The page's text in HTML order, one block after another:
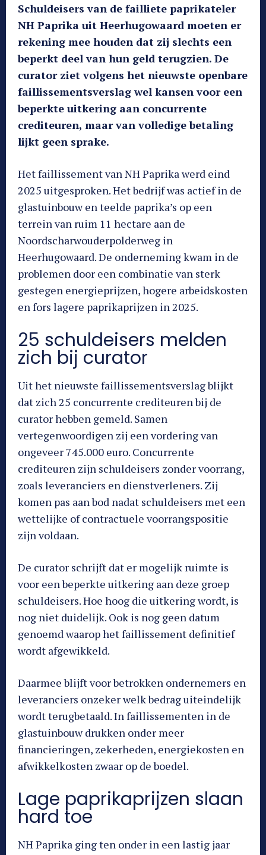
Schuldeisers van de failliete paprikateler
NH Paprika uit Heerhugowaard moeten er
rekening mee houden dat zij slechts een
beperkt deel van hun geld terugzien. De
curator ziet volgens het nieuwste openbare
faillissementsverslag wel kansen voor een
beperkte uitkering aan concurrente
crediteuren, maar van volledige betaling
lijkt geen sprake.
Het faillissement van NH Paprika werd eind
2025 uitgesproken. Het bedrijf was actief in de
glastuinbouw en teelde paprika’s op een
terrein van ruim 11 hectare aan de
Noordscharwouderpolderweg in
Heerhugowaard. De onderneming kwam in de
problemen door een combinatie van sterk
gestegen energieprijzen, hogere arbeidskosten
en fors lagere paprikaprijzen in 2025.
25 schuldeisers melden
zich bij curator
Uit het nieuwste faillissementsverslag blijkt
dat zich 25 concurrente crediteuren bij de
curator hebben gemeld. Samen
vertegenwoordigen zij een vordering van
ongeveer 745.000 euro. Concurrente
crediteuren zijn schuldeisers zonder voorrang,
zoals leveranciers en dienstverleners. Zij
komen pas aan bod nadat schuldeisers met een
wettelijke of contractuele voorrangspositie
zijn voldaan.
De curator schrijft dat er mogelijk ruimte is
voor een beperkte uitkering aan deze groep
schuldeisers. Hoe hoog die uitkering wordt, is
nog niet duidelijk. Ook is nog geen datum
genoemd waarop het faillissement definitief
wordt afgewikkeld.
Daarmee blijft voor betrokken ondernemers en
leveranciers onzeker welk bedrag uiteindelijk
wordt terugbetaald. In faillissementen in de
glastuinbouw drukken onder meer
financieringen, zekerheden, energiekosten en
afwikkelkosten zwaar op de boedel.
Lage paprikaprijzen slaan
hard toe
NH Paprika ging ten onder in een lastig jaar